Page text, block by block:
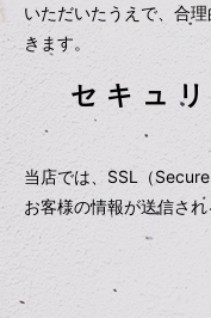
いただいたうえで、合
きます。
セキュ
当店では、SSL（
お客様の情報が送信さ